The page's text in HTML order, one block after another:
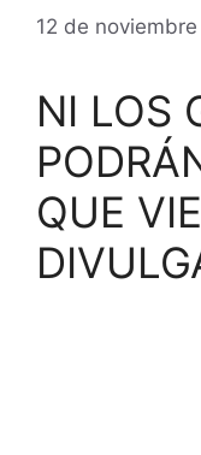
12 de
NI LOS
QUE